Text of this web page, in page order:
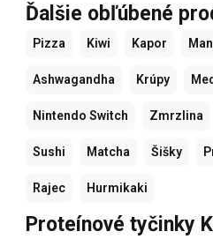
Ďalšie obľúbené
Pizza Kiwi Kapor
Ashwagandha Krúpy Med
Nintendo Switch Zmrzlina
Sushi Matcha Šišky
Rajec Hurmikaki
Proteínové tyčinky